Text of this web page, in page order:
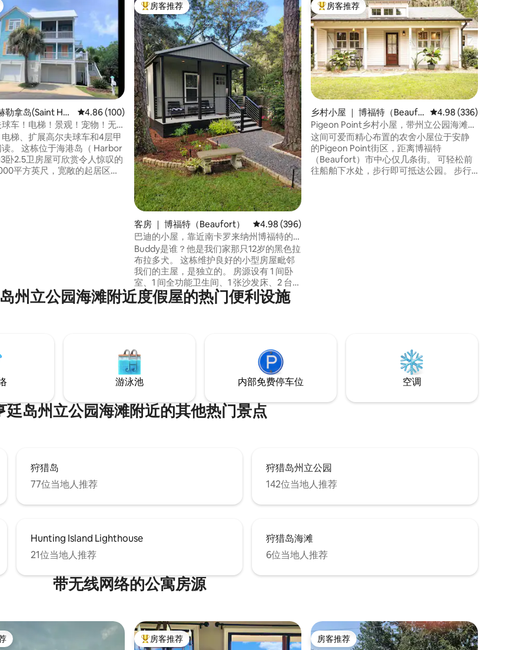
），共 232 条评价
勒拿岛(Saint Hel
平均评分 4.86 分（满分 5 分），共 100 条评价
4.86 (100)
车！电梯！景观！宠物！无
梯、扩展高尔夫球车和4层甲
（ Harbor
卧2.5卫房屋可欣赏令人惊叹的
平方英尺，宽敞的起居区位
热门「房客推荐」
房客推荐
客房 ｜ 博福特（Beaufort） 平均评分 4.98 分（满分 5 分），共 396 条评价
4.98 (396)
巴迪的小屋，靠近南卡罗来纳州博福特的
一切
Buddy是谁？他是我们家那只12岁的黑色拉
布拉多犬。 这栋维护良好的小型房屋毗邻
我们的主屋，是独立的。 房源设有 1 间卧
室、1 间全功能卫生间、1 张沙发床、2 台电
视、1 间设施齐全的厨房以及所有的家居设
施。 距离博福特市中心仅 2 英里，距离帕
的船提供停泊位。 您可以冲洗发动机并冲
洗船只。
热门「房客推荐」
房客推荐
乡村小屋 ｜ 博福特（Beaufo
rt）
平均评分 4.98 分（满
4.98 (336)
Pigeon Point乡村小屋，带州立公园海滩通
行证
这间可爱而精心布置的农舍小屋位于安静
的Pigeon Point街区，距离博福特
（Beaufort）市中心仅几条街。 可轻松前
往船舶下水处，步行即可抵达公园。 步行
州立公园海滩附近度假屋的热门便利设施
游泳池 内部免费停车位 空调
廷岛州立公园海滩附近的其他热门景点
狩猎岛
77位当地人推荐
狩猎岛州立公园
142位当地人推荐
Hunting Island Lighthouse
21位当地人推荐
狩猎岛海滩
6位当地人推荐
带无线网络的公寓房源
推荐」 热门「房客推荐」
房客推荐 房客推荐
房客推荐